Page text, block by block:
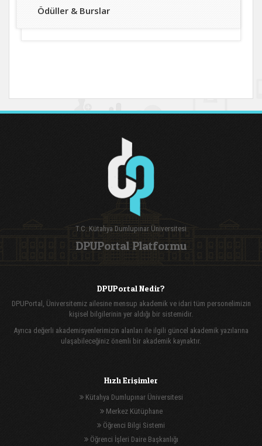
Ödüller & Burslar
T.C. Kütahya Dumlupınar Üniversitesi
DPUPortal Platformu
DPUPortal Nedir?
DPUPortal, Üniversitemiz ailesine mensup akademik ve idari tüm personelimizin
kişisel bilgilerinin yer aldığı bir sistemidir.
Ayrıca değerli akademisyenlerimizin alanları ile ilgili güncel akademik yazılarına
ulaşabileceğiniz önemli bir akademik kaynaktır.
Hızlı Erişimler
Kütahya Dumlupınar Üniversitesi
Merkez Kütüphane
Öğrenci Bilgi Sistemi
Öğrenci İşleri Daire Başkanlığı